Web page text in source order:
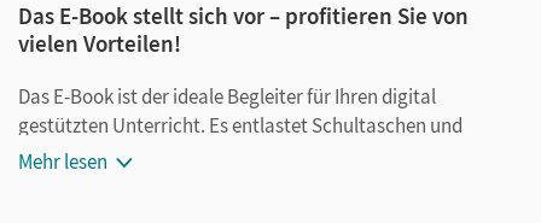
Das E-Book stellt sich vor – profitieren Sie von
vielen Vorteilen!
Das E-Book ist der ideale Begleiter für Ihren digital
gestützten Unterricht. Es entlastet Schultaschen und
Rucksäcke und ist jederzeit unkompliziert verfügbar.
Mehr lesen